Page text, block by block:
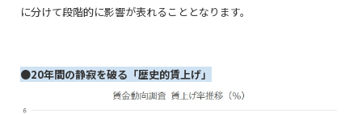
に分けて段階的に影響が表れることとなります。
●20年間の静寂を破る「歴史的賃上げ」